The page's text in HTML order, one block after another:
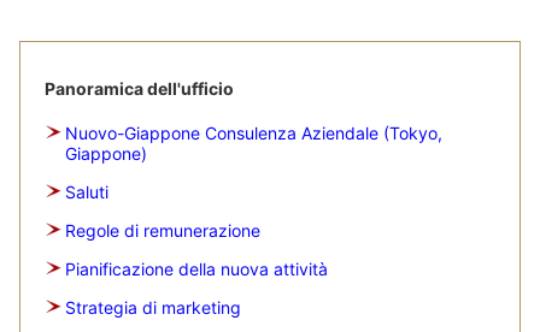
Panoramica dell'ufficio
Nuovo-Giappone Consulenza Aziendale (Tokyo,
Giappone)
Saluti
Regole di remunerazione
Pianificazione della nuova attività
Strategia di marketing